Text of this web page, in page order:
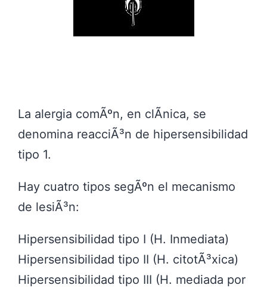
La alergia comÃºn, en clÃ­nica, se
denomina reacciÃ³n de hipersensibilidad
tipo 1.
Hay cuatro tipos segÃºn el mecanismo
de lesiÃ³n:
Hipersensibilidad tipo I (H. Inmediata)
Hipersensibilidad tipo II (H. citotÃ³xica)
Hipersensibilidad tipo III (H. mediada por